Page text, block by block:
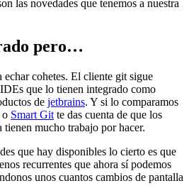
las novedades que tenemos a nuestra
pero…
echar cohetes. El cliente git sigue
que lo tienen integrado como
de jetbrains. Y si lo comparamos
o Smart Git te das cuenta de que los
mucho trabajo por hacer.
que hay disponibles lo cierto es que
recurrentes que ahora sí podemos
unos cuantos cambios de pantalla